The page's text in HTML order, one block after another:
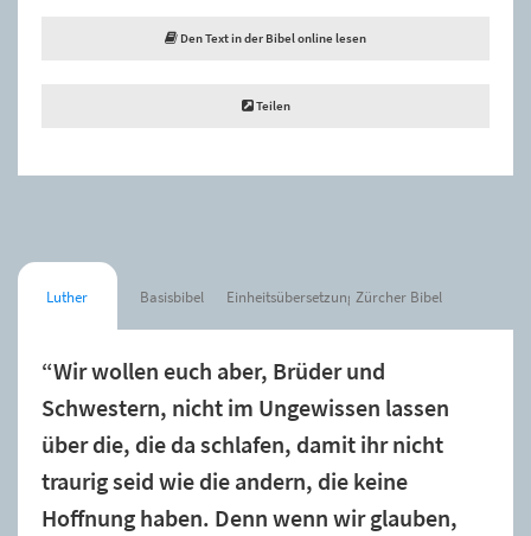
Den Text in der Bibel online lesen
Teilen
Luther Basisbibel Einheitsübersetzung Zürcher Bibel
“Wir wollen euch aber, Brüder und
Schwestern, nicht im Ungewissen lassen
über die, die da schlafen, damit ihr nicht
traurig seid wie die andern, die keine
Hoffnung haben. Denn wenn wir glauben,